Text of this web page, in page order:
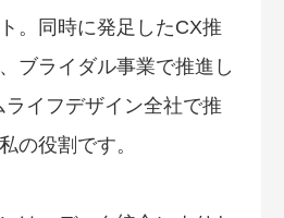
。同時に発足したCX推
ブライダル事業で推進し
イフデザイン全社で推
の役割です。